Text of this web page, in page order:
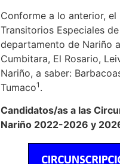
Conforme a lo anterior,
Transitorios Especiales
departamento de Nariño
Cumbitara, El Rosario,
Nariño, a saber:
Tumaco1 .
Candidatos/as a las
Nariño 2022-2026 y